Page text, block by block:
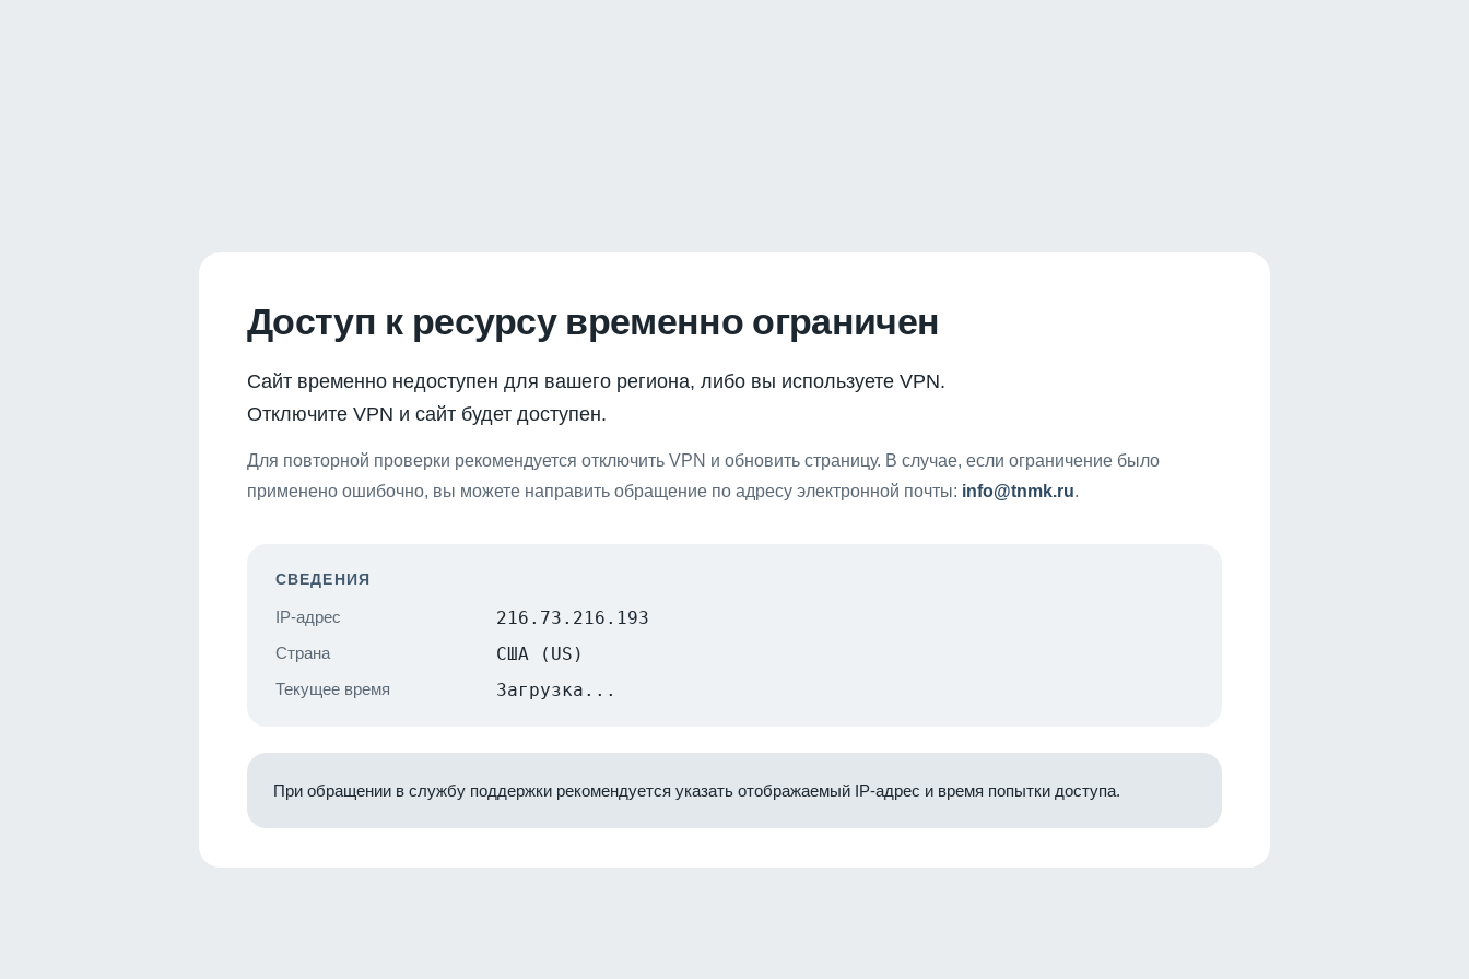
Доступ к ресурсу временно ограничен
Сайт временно недоступен для вашего региона, либо вы используете VPN.
Отключите VPN и сайт будет доступен.
Для повторной проверки рекомендуется отключить VPN и обновить страницу. В случае, если ограничение было
применено ошибочно, вы можете направить обращение по адресу электронной почты: info@tnmk.ru.
СВЕДЕНИЯ
IP-адрес 216.73.216.193
Страна США (US)
Текущее время Загрузка...
При обращении в службу поддержки рекомендуется указать отображаемый IP-адрес и время попытки доступа.